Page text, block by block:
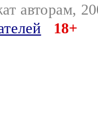
авторам,
18+